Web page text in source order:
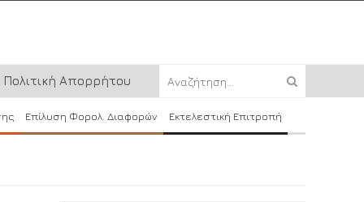
Πολιτική Απορρήτου
Επίλυση Φορολ. Διαφορών Εκτελεστική Επιτροπή